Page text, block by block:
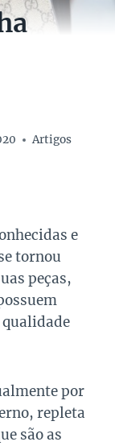
Artigos
e
tornou
peças,
por
repleta
são as